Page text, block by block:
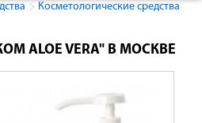
Косметологические средства
ALOE VERA" В МОСКВЕ